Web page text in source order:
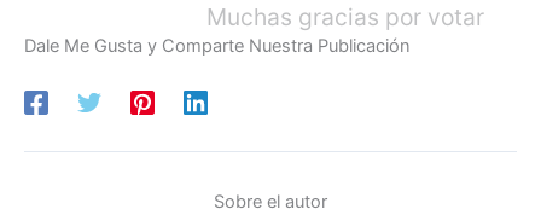
Muchas gracias por votar
Dale Me Gusta y Comparte Nuestra Publicación
Sobre el autor